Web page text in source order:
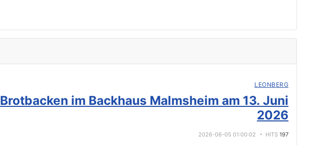
LEONBERG
Brotbacken im Backhaus Malmsheim am 13. Juni
2026
2026-06-05 01:00:02 HITS 197